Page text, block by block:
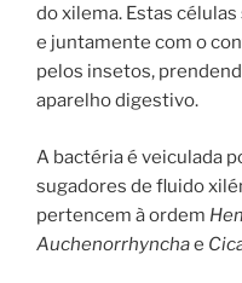
do xilema. Estas
e juntamente com o
pelos insetos,
aparelho digestivo.
A bactéria é veiculada
sugadores de fluido
pertencem à ordem
Auchenorrhynchae